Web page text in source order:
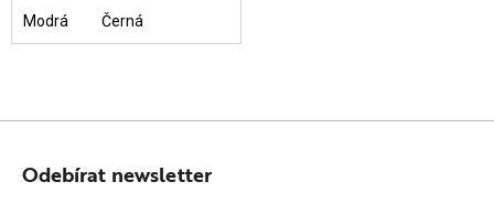
Modrá Černá
Z
Odebírat newsletter